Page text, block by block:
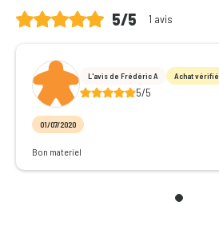
5/5 1 avis
L'avis de Frédéric A Achat vérifié
5/5
01/07/2020
Bon materiel